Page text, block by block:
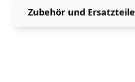
Zubehör und Ersatzteile